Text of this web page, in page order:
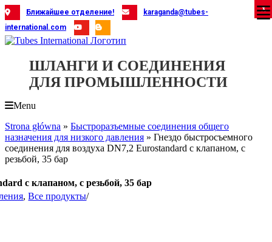
Skip
to
content
Ближайшее отделение!
karaganda@tubes-
international.com
ШЛАНГИ И СОЕДИНЕНИЯ
ДЛЯ ПРОМЫШЛЕННОСТИ
Menu
Strona główna » Быстроразъемные соединения общего
назначения для низкого давления » Гнездо быстросъемного
соединения для воздуха DN7,2 Eurostandard с клапаном, с
резьбой, 35 бар
с клапаном, с резьбой, 35 бар
,Все продукты/
X
X
X
X
X
X
X
X
X
X
X
X
X
X
X
X
X
X
X